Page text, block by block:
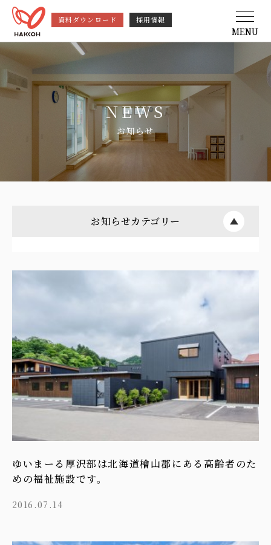
資料ダウンロード 採用情報
MENU
NEWS
お知らせ
お知らせカテゴリー
ゆいまーる厚沢部は北海道檜山郡にある高齢者のた
めの福祉施設です。
2016.07.14